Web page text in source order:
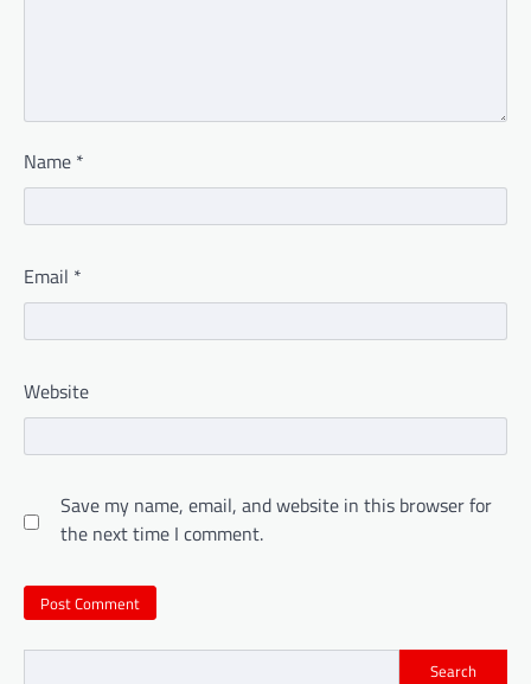
Name *
Email *
Website
Save my name, email, and website in this browser for
the next time I comment.
Search